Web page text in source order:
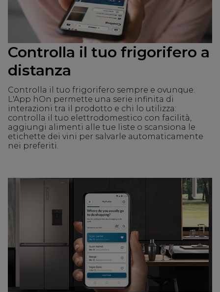
Controlla il tuo frigorifero a
distanza
Controlla il tuo frigorifero sempre e ovunque.
L'App hOn permette una serie infinita di
interazioni tra il prodotto e chi lo utilizza:
controlla il tuo elettrodomestico con facilità,
aggiungi alimenti alle tue liste o scansiona le
etichette dei vini per salvarle automaticamente
nei preferiti.